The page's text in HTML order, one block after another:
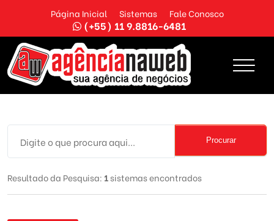
Página Inicial Sistemas Fale Conosco
(+55) 11 9.8816-6481
Procurar
Resultado da Pesquisa: 1sistemas encontrados